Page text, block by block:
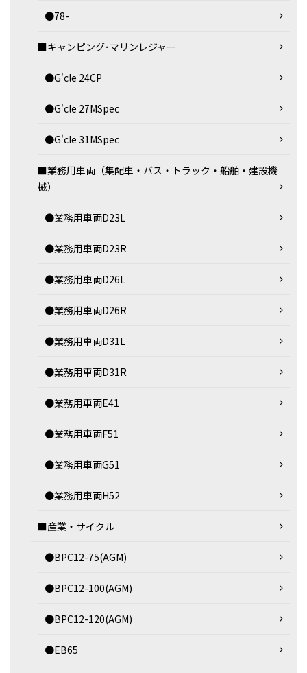
●78-
■キャンピング･マリンレジャー
●G'cle 24CP
●G'cle 27MSpec
●G'cle 31MSpec
■業務用車両（集配車・バス・トラック・船舶・建設機
械）
●業務用車両D23L
●業務用車両D23R
●業務用車両D26L
●業務用車両D26R
●業務用車両D31L
●業務用車両D31R
●業務用車両E41
●業務用車両F51
●業務用車両G51
●業務用車両H52
■産業・サイクル
●BPC12-75(AGM)
●BPC12-100(AGM)
●BPC12-120(AGM)
●EB65